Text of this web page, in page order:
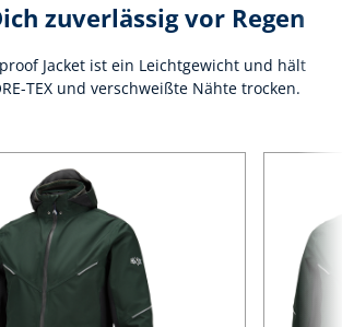
zuverlässig vor Regen
Jacket ist ein Leichtgewicht und hält
TEX und verschweißte Nähte trocken.